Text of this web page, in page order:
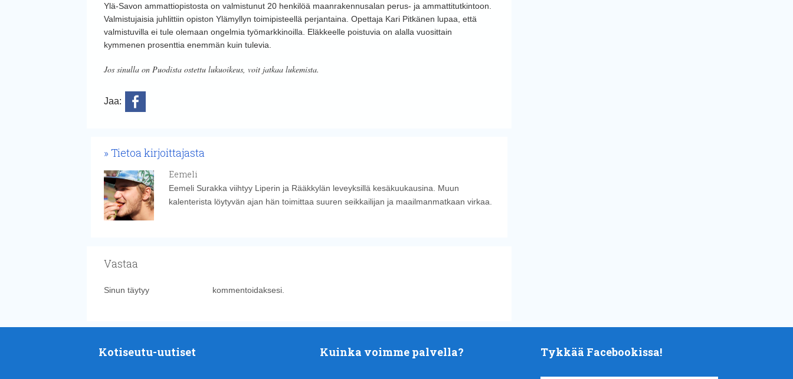
Ylä-Savon ammattiopistosta on valmistunut 20 henkilöä maanrakennusalan perus- ja ammattitutkintoon.
Valmistujaisia juhlittiin opiston Ylämyllyn toimipisteellä perjantaina. Opettaja Kari Pitkänen lupaa, että
valmistuvilla ei tule olemaan ongelmia työmarkkinoilla. Eläkkeelle poistuvia on alalla vuosittain
kymmenen prosenttia enemmän kuin tulevia.
Jos sinulla on Puodista ostettu lukuoikeus, voit jatkaa lukemista.
Jaa:
Tietoa kirjoittajasta
Eemeli
Eemeli Surakka viihtyy Liperin ja Rääkkylän leveyksillä kesäkuukausina. Muun
kalenterista löytyvän ajan hän toimittaa suuren seikkailijan ja maailmanmatkaan virkaa.
Vastaa
Sinun täytyy kommentoidaksesi.
Kotiseutu-uutiset Kuinka voimme palvella? Tykkää Facebookissa!